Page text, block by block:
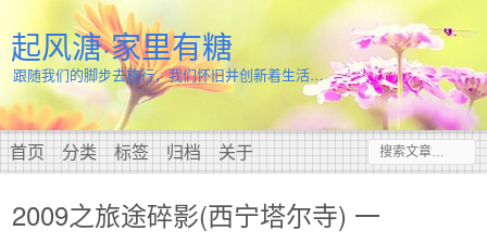
起风溏·家里有糖
跟随我们的脚步去旅行，我们怀旧并创新着生活…
首页 分类 标签 归档 关于
2009之旅途碎影(西宁塔尔寺) 一